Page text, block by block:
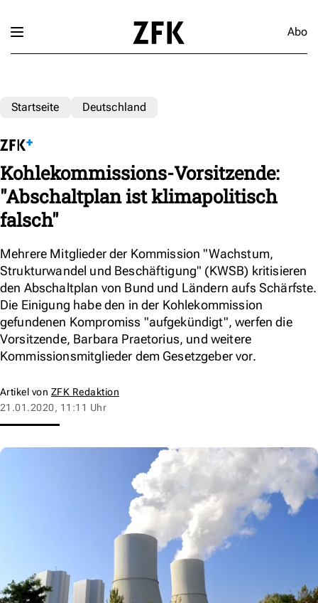
Abo
Startseite Deutschland
Kohlekommissions-Vorsitzende:
"Abschaltplan ist klimapolitisch
falsch"
Mehrere Mitglieder der Kommission "Wachstum,
Strukturwandel und Beschäftigung" (KWSB) kritisieren
den Abschaltplan von Bund und Ländern aufs Schärfste.
Die Einigung habe den in der Kohlekommission
gefundenen Kompromiss "aufgekündigt", werfen die
Vorsitzende, Barbara Praetorius, und weitere
Kommissionsmitglieder dem Gesetzgeber vor.
Artikel von ZFK Redaktion
21.01.2020, 11:11 Uhr